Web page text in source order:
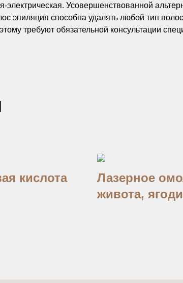
электрическая. Усовершенствованной
эпиляция способна удалять любой тип
требуют обязательной консультации
кислота
Лазерное
живота,